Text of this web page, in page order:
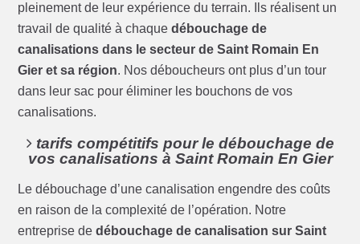
pleinement de leur expérience du terrain. Ils réalisent un
travail de qualité à chaquedébouchage de
canalisations dans le secteur de Saint Romain En
Gier et sa région. Nos déboucheurs ont plus d’un tour
dans leur sac pour éliminer les bouchons de vos
canalisations.
tarifs compétitifs pour le débouchage de
vos canalisations à Saint Romain En Gier
Le débouchage d’une canalisation engendre des coûts
en raison de la complexité de l’opération. Notre
entreprise dedébouchage de canalisation sur Saint